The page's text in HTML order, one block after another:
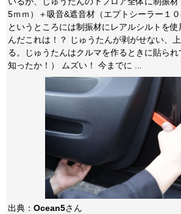
5ｍｍ）＋吸音&遮音材（エプトシーラー１
というところには制振材にレアルシルトを
んだこれは！？ じゅうたんが剥がせない、
る。じゅうたんはクルマを作るときに貼ら
知ったか！） ムズい！ 今までに ...
出典： Ocean5さん